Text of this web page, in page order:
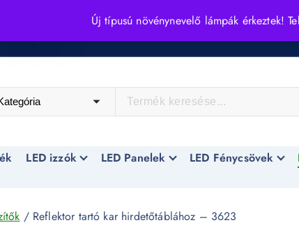
Új típusú növénynevelő lámpák érkeztek!
LED izzók LED Panelek LED Fénycsövek
/ Reflektor tartó kar hirdetőtáblához – 3623